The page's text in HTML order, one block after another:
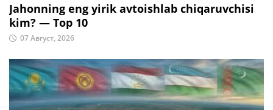
Jahonning eng yirik avtoishlab chiqaruvchisi
kim? — Top 10
07 Август, 2026